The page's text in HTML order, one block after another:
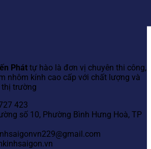
Phát tự hào là đơn vị chuyên thi công,
nhôm kính cao cấp với chất lượng và
trường
423
số 10, Phường Bình Hưng Hoà, TP